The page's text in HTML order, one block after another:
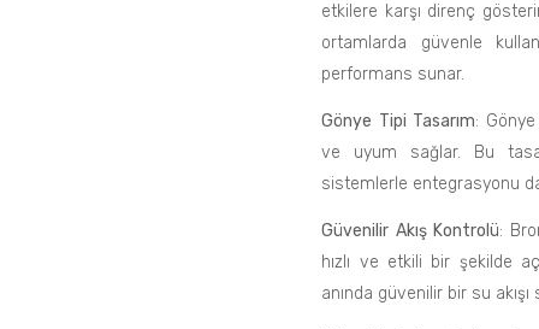
etkilere karşı direnç
ortamlarda güvenle
performans sunar.
Gönye Tipi Tasarım:
ve uyum sağlar. Bu
sistemlerle entegrasyonu
Güvenilir Akış Kontrolü:
hızlı ve etkili bir şekilde
anında güvenilir bir su